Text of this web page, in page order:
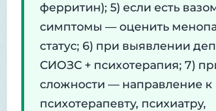
ферритин); 5) если есть
симптомы — оценить
статус; 6) при выявлении
СИОЗС + психотерапия; 7)
сложности — направление к
психотерапевту, психиатру,